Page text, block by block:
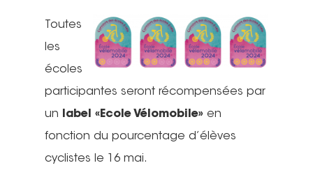
Toutes
les
écoles
participantes seront récompensées par
un
label «Ecole Vélomobile» en
fonction du pourcentage d’élèves
cyclistes le 16 mai.